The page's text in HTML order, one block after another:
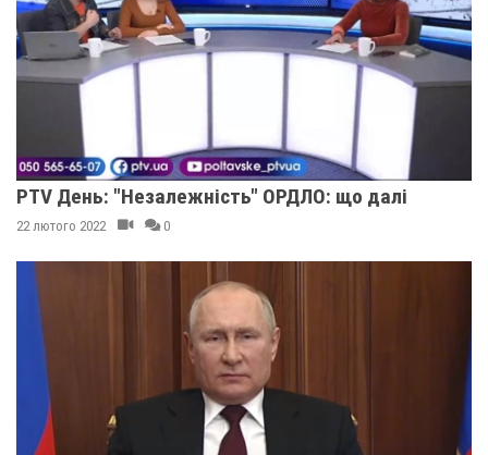
PTV День: "Незалежність" ОРДЛО: що далі
22 лютого 2022 0